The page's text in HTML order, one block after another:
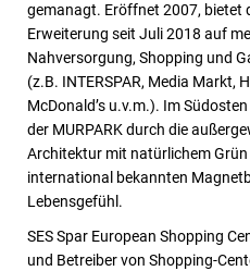
gemanagt. Eröffnet 2007, bietet
Erweiterung seit Juli 2018 auf
Nahversorgung, Shopping und
(z.B. INTERSPAR, Media Markt,
McDonald’s u.v.m.). Im
der MURPARK durch die
Architektur mit natürlichem
international bekannten
Lebensgefühl.
SES Spar European Shopping
und Betreiber von Shopping-